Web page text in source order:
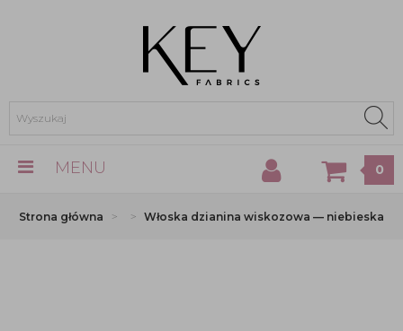
MENU 0
Strona główna Włoska dzianina wiskozowa — niebieska